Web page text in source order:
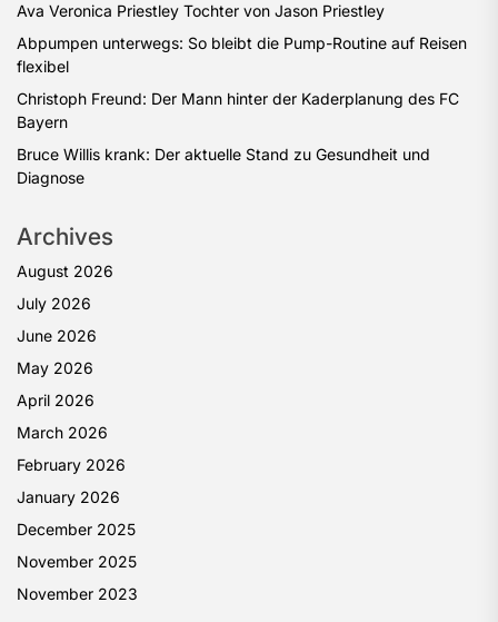
Ava Veronica Priestley Tochter von Jason Priestley
Abpumpen unterwegs: So bleibt die Pump-Routine auf Reisen
flexibel
Christoph Freund: Der Mann hinter der Kaderplanung des FC
Bayern
Bruce Willis krank: Der aktuelle Stand zu Gesundheit und
Diagnose
Archives
August 2026
July 2026
June 2026
May 2026
April 2026
March 2026
February 2026
January 2026
December 2025
November 2025
November 2023